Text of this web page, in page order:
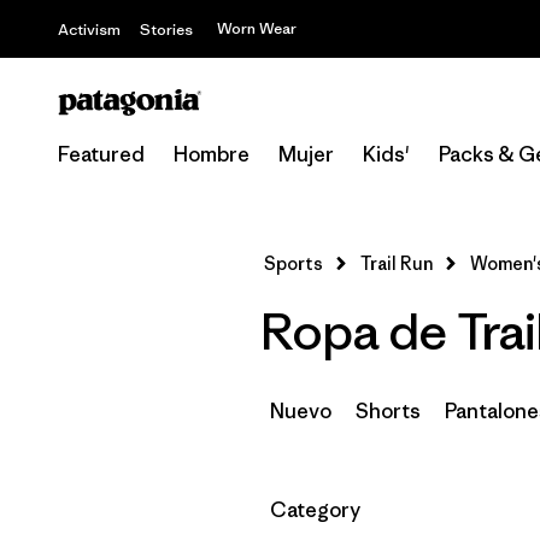
Activism Stories Worn Wear
Featured Hombre Mujer Kids' Packs &
Sports Trail Run
Ropa de
Nuevo Shorts
Filtrar por
Category